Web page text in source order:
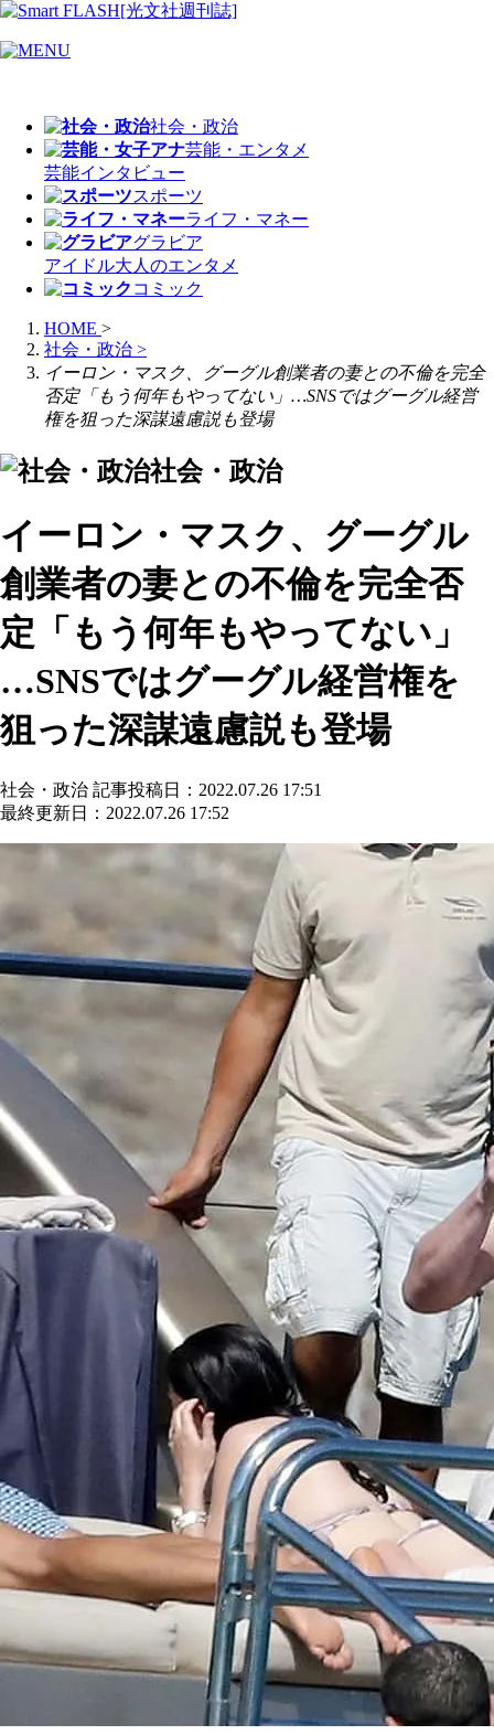
社会・政治
芸能・エンタメ
芸能インタビュー
スポーツ
ライフ・マネー
グラビア
アイドル大人のエンタメ
コミック
HOME >
社会・政治 >
イーロン・マスク、グーグル創業者の妻との不倫を完全
否定「もう何年もやってない」…SNSではグーグル経営
権を狙った深謀遠慮説も登場
社会・政治
イーロン・マスク、グーグル
創業者の妻との不倫を完全否
定「もう何年もやってない」
…SNSではグーグル経営権を
狙った深謀遠慮説も登場
社会・政治 記事投稿日：2022.07.26 17:51
最終更新日：2022.07.26 17:52